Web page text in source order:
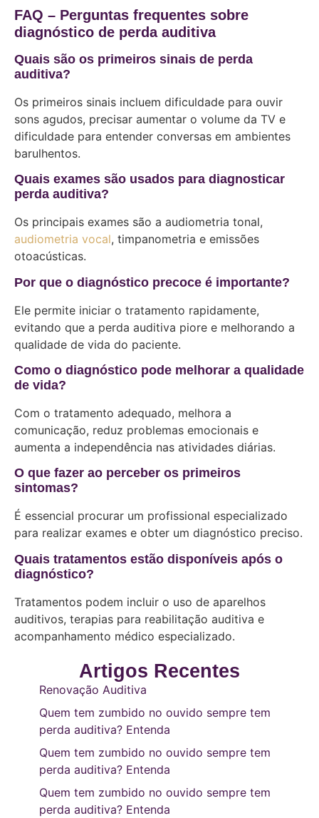
FAQ – Perguntas frequentes sobre
diagnóstico de perda auditiva
Quais são os primeiros sinais de perda
auditiva?
Os primeiros sinais incluem dificuldade para ouvir
sons agudos, precisar aumentar o volume da TV e
dificuldade para entender conversas em ambientes
barulhentos.
Quais exames são usados para diagnosticar
perda auditiva?
Os principais exames são a audiometria tonal,
audiometria vocal, timpanometria e emissões
otoacústicas.
Por que o diagnóstico precoce é importante?
Ele permite iniciar o tratamento rapidamente,
evitando que a perda auditiva piore e melhorando a
qualidade de vida do paciente.
Como o diagnóstico pode melhorar a qualidade
de vida?
Com o tratamento adequado, melhora a
comunicação, reduz problemas emocionais e
aumenta a independência nas atividades diárias.
O que fazer ao perceber os primeiros
sintomas?
É essencial procurar um profissional especializado
para realizar exames e obter um diagnóstico preciso.
Quais tratamentos estão disponíveis após o
diagnóstico?
Tratamentos podem incluir o uso de aparelhos
auditivos, terapias para reabilitação auditiva e
acompanhamento médico especializado.
Artigos Recentes
Renovação Auditiva
Quem tem zumbido no ouvido sempre tem
perda auditiva? Entenda
Quem tem zumbido no ouvido sempre tem
perda auditiva? Entenda
Quem tem zumbido no ouvido sempre tem
perda auditiva? Entenda